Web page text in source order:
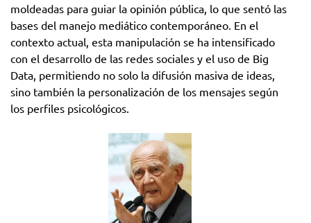
moldeadas para guiar la opinión pública, lo que sentó las
bases del manejo mediático contemporáneo. En el
contexto actual, esta manipulación se ha intensificado
con el desarrollo de las redes sociales y el uso de Big
Data, permitiendo no solo la difusión masiva de ideas,
sino también la personalización de los mensajes según
los perfiles psicológicos.